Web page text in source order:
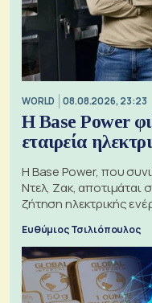
WORLD 08.08.2026, 23:23
Η Base Power
εταιρεία
Η Base Power, που
Ντελ, Ζακ, αποτιμάται
ζήτηση ηλεκτρικής
μπαταριών αυξάνονται
Ευθύμιος Τσιλιόπουλος